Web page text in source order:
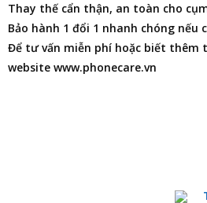
Thay thế cẩn thận, an toàn cho
Bảo hành 1 đổi 1 nhanh chóng nếu
Để tư vấn miễn phí hoặc biết thêm
website www.phonecare.vn